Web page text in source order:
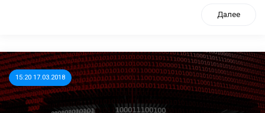
Далее
15:20 17.03.2018